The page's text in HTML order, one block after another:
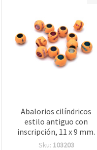
Abalorios cilíndricos
estilo antiguo con
inscripción, 11 x 9 mm,
orificio: 6 mm, 50 g (±80
Sku: 103203